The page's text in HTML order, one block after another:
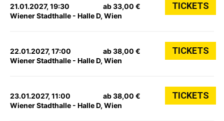
21.01.2027, 19:30
Wiener Stadthalle - Halle D, Wien
ab 33,00 € TICKETS
22.01.2027, 17:00
Wiener Stadthalle - Halle D, Wien
ab 38,00 € TICKETS
23.01.2027, 11:00
Wiener Stadthalle - Halle D, Wien
ab 38,00 € TICKETS